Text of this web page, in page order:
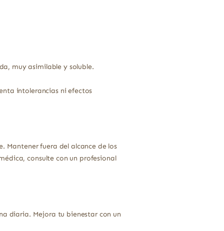
muy asimilable y soluble.
intolerancias ni efectos
Mantener fuera del alcance de los
consulte con un profesional
diaria. Mejora tu bienestar con un